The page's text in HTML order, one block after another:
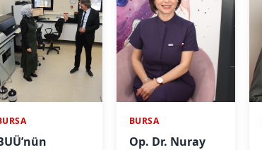
BURSA
Op. Dr. Nuray